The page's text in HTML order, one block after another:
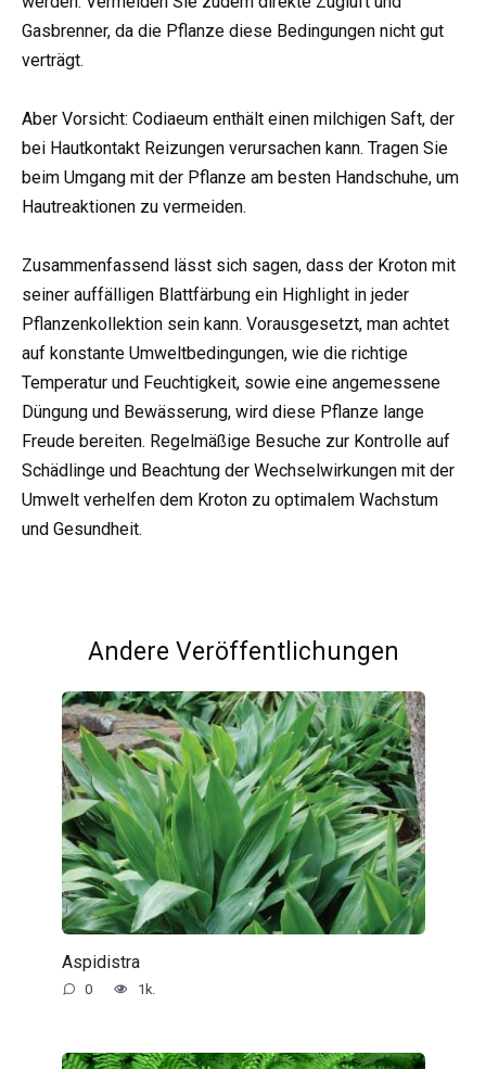
Gasbrenner, da die Pflanze diese Bedingungen nicht gut
verträgt.
Aber Vorsicht: Codiaeum enthält einen milchigen Saft, der
bei Hautkontakt Reizungen verursachen kann. Tragen Sie
beim Umgang mit der Pflanze am besten Handschuhe, um
Hautreaktionen zu vermeiden.
Zusammenfassend lässt sich sagen, dass der Kroton mit
seiner auffälligen Blattfärbung ein Highlight in jeder
Pflanzenkollektion sein kann. Vorausgesetzt, man achtet
auf konstante Umweltbedingungen, wie die richtige
Temperatur und Feuchtigkeit, sowie eine angemessene
Düngung und Bewässerung, wird diese Pflanze lange
Freude bereiten. Regelmäßige Besuche zur Kontrolle auf
Schädlinge und Beachtung der Wechselwirkungen mit der
Umwelt verhelfen dem Kroton zu optimalem Wachstum
und Gesundheit.
Andere Veröffentlichungen
Aspidistra
0 1k.